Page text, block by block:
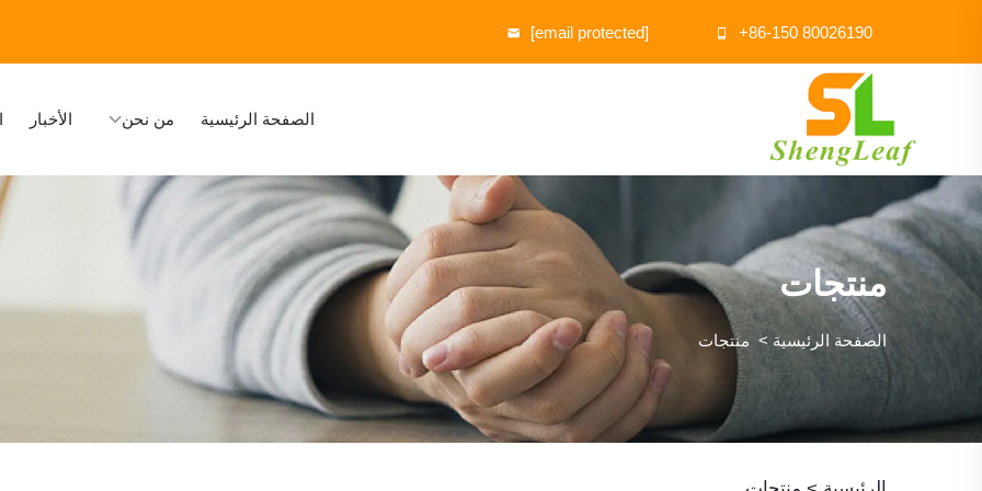
+86-150 80026190
[email protected]
الصفحة الرئيسية من نحن الأخبار
منتجات
الصفحة الرئيسية > منتجات